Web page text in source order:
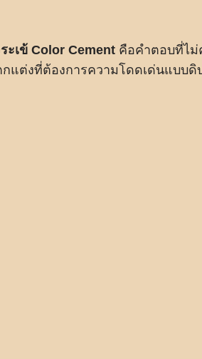
ะเข้ Color Cement คือคำตอบที่ไม่
แต่งที่ต้องการความโดดเด่นแบบดิ